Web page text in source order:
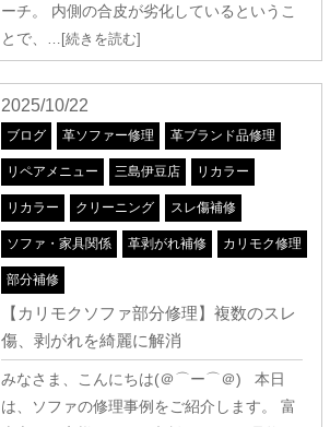
ーチ。 内側の合皮が劣化しているというこ
とで、 …[続きを読む]
2025/10/22
ブログ 革ソファー修理 革ブランド品修理
リペアメニュー 三島伊豆店 リカラー
リカラー クリーニング スレ傷補修
ソファ・家具関係 革剥がれ補修 カリモク修理
部分補修
【カリモクソファ部分修理】複数のスレ
傷、剥がれを綺麗に解消
みなさま、こんにちは(＠⌒ー⌒＠) 本日
は、ソファの修理事例をご紹介します。 富